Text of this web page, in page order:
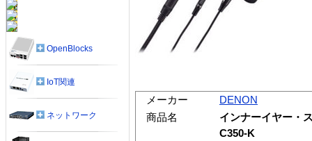
メーカー
DENON
商品名
インナーイヤー・
C350-K
OpenBlocks
IoT関連
ネットワーク